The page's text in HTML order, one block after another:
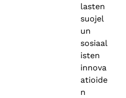
lasten
suojel
un
sosiaal
isten
innova
atioide
n